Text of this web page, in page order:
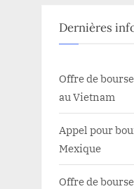
Dernières
Offre de
au Vietnam
Appel pour
Mexique
Offre de